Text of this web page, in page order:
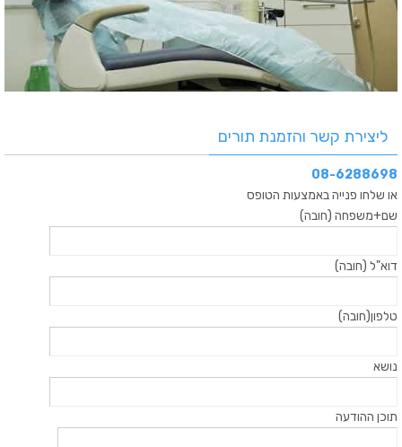
ליצירת קשר והזמנת תורים
08-6288698
או שלחו פנייה באמצעות הטופס
שם+משפחה (חובה)
דוא"ל (חובה)
טלפון(חובה)
נושא
תוכן ההודעה